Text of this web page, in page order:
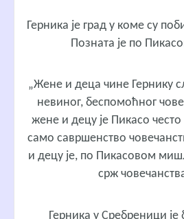
Герника је град у коме су
Позната је по
„Жене и деца чине Гернику
невиног, беспомоћног
жене и децу је Пикасо
само савршенство
и децу је, по Пикасовом
срж
Герника у Сребреници је